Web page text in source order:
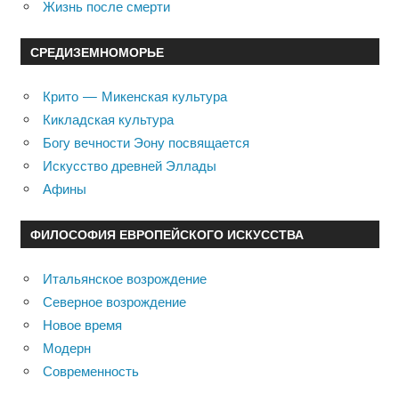
Жизнь после смерти
СРЕДИЗЕМНОМОРЬЕ
Крито — Микенская культура
Кикладская культура
Богу вечности Эону посвящается
Искусство древней Эллады
Афины
ФИЛОСОФИЯ ЕВРОПЕЙСКОГО ИСКУССТВА
Итальянское возрождение
Северное возрождение
Новое время
Модерн
Современность